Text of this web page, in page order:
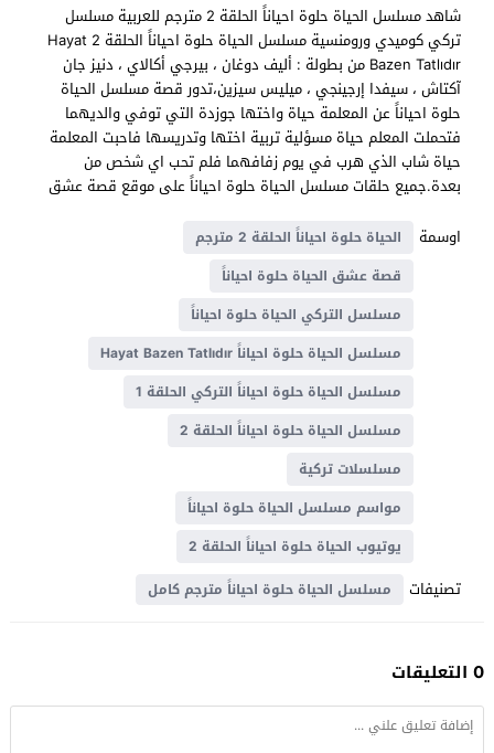
شاهد مسلسل الحياة حلوة احياناً الحلقة 2 مترجم للعربية مسلسل
تركي كوميدي ورومنسية مسلسل الحياة حلوة احياناً الحلقة 2 Hayat
Bazen Tatlıdır من بطولة : أليف دوغان ، بيرجي أكالاي ، دنیز جان
آکتاش ، سيفدا إرجينجي ، ميليس سيزين،تدور قصة مسلسل الحياة
حلوة احياناً عن المعلمة حياة واختها جوزدة التي توفي والديهما
فتحملت المعلم حياة مسؤلية تربية اختها وتدريسها فاحبت المعلمة
حياة شاب الذي هرب في يوم زفافهما فلم تحب اي شخص من
بعدة.جميع حلقات مسلسل الحياة حلوة احياناً على موقع قصة عشق
اوسمة
الحياة حلوة احياناً الحلقة 2 مترجم
قصة عشق الحياة حلوة احياناً
مسلسل التركي الحياة حلوة احياناً
مسلسل الحياة حلوة احياناً Hayat Bazen Tatlıdır
مسلسل الحياة حلوة احياناً التركي الحلقة 1
مسلسل الحياة حلوة احياناً الحلقة 2
مسلسلات تركية
مواسم مسلسل الحياة حلوة احياناً
يوتيوب الحياة حلوة احياناً الحلقة 2
تصنيفات مسلسل الحياة حلوة احياناً مترجم كامل
0 التعليقات